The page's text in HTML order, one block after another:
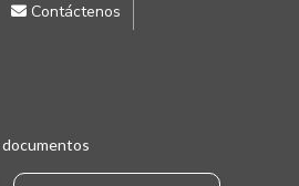
Contáctenos